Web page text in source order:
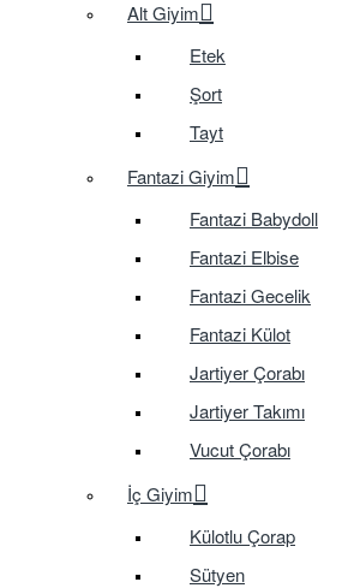
Alt Giyim
Etek
Şort
Tayt
Fantazi Giyim
Fantazi Babydoll
Fantazi Elbise
Fantazi Gecelik
Fantazi Külot
Jartiyer Çorabı
Jartiyer Takımı
Vucut Çorabı
İç Giyim
Külotlu Çorap
Sütyen